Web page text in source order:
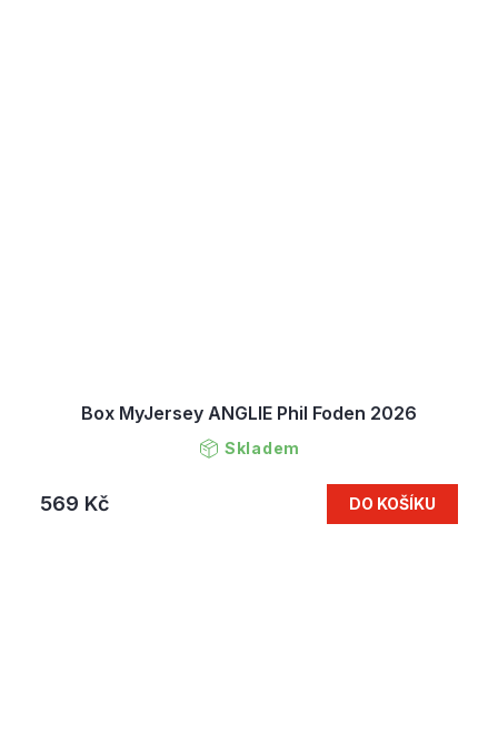
Box MyJersey ANGLIE Phil Foden 2026
Skladem
569 Kč DO KOŠÍKU